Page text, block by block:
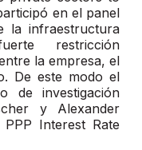
en el panel
la infraestructura
restricción
la empresa, el
De este modo el
de investigación
y Alexander
Interest Rate